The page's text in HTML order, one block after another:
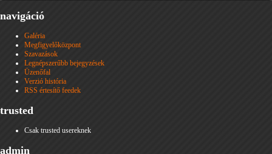
navigáció
Galéria
Megfigyelőközpont
Szavazások
Legnépszerűbb bejegyzések
Üzenőfal
Verzió história
RSS értesítő feedek
trusted
Csak trusted usereknek
admin